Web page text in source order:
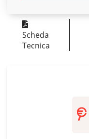
Scheda
Tecnica